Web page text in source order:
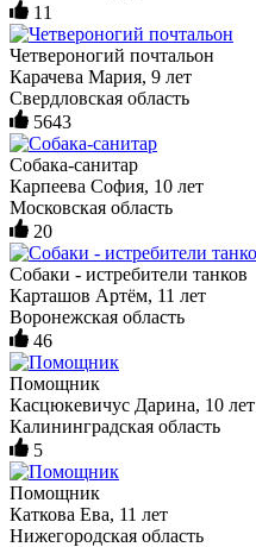
11
Четвероногий почтальон
Карачева Мария, 9 лет
Свердловская область
5643
Собака-санитар
Карпеева София, 10 лет
Московская область
20
Собаки - истребители танков
Карташов Артём, 11 лет
Воронежская область
46
Помощник
Касцюкевичус Дарина, 10 лет
Калининградская область
5
Помощник
Каткова Ева, 11 лет
Нижегородская область